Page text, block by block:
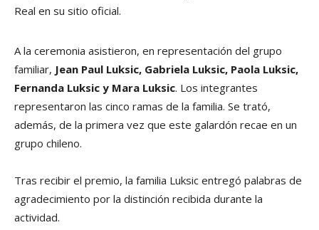
Real en su sitio oficial.
A la ceremonia asistieron, en representación del grupo
familiar, Jean Paul Luksic, Gabriela Luksic, Paola Luksic,
Fernanda Luksic y Mara Luksic. Los integrantes
representaron las cinco ramas de la familia. Se trató,
además, de la primera vez que este galardón recae en un
grupo chileno.
Tras recibir el premio, la familia Luksic entregó palabras de
agradecimiento por la distinción recibida durante la
actividad.